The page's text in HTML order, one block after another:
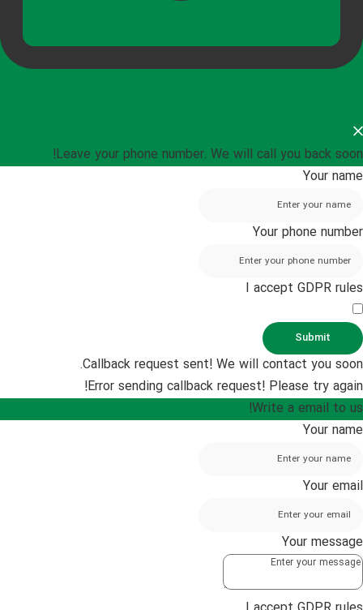
Leave your phone number. We will call you back soon!
Your name
Your phone number
I accept GDPR rules
Submit
Callback request sent! We will contact you soon.
Error sending callback request! Please try again!
Write a email to us!
Your name
Your email
Your message